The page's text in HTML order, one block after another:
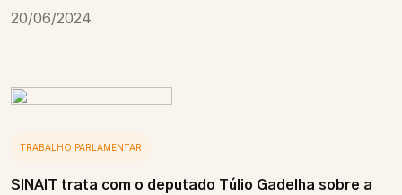
20/06/2024
TRABALHO PARLAMENTAR
SINAIT trata com o deputado Túlio Gadelha sobre a